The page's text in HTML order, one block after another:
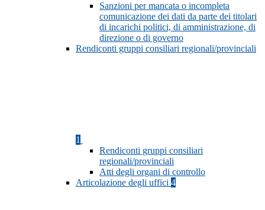
Sanzioni per mancata o incompleta
comunicazione dei dati da parte dei titolari
di incarichi politici, di amministrazione, di
direzione o di governo
Rendiconti gruppi consiliari regionali/provinciali
1
Rendiconti gruppi consiliari
regionali/provinciali
Atti degli organi di controllo
Articolazione degli uffici 4